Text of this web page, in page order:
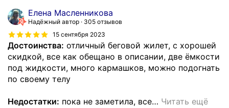
Елена Масленникова
Надёжный автор
305 отзывов
15 сентября 2023
Достоинства: отличный беговой жилет, с хорошей
скидкой, все как обещано в описании, две ёмкости
под жидкости, много кармашков, можно подогнать
по своему телу
Недостатки: пока не заметила, все… Читать ещё